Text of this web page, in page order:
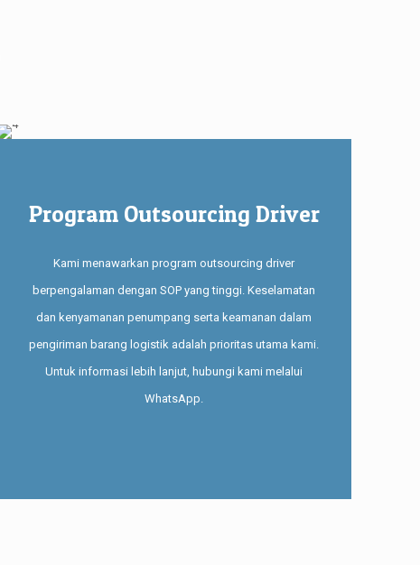
Program Outsourcing Driver
Kami menawarkan program outsourcing driver
berpengalaman dengan SOP yang tinggi. Keselamatan
dan kenyamanan penumpang serta keamanan dalam
pengiriman barang logistik adalah prioritas utama kami.
Untuk informasi lebih lanjut, hubungi kami melalui
WhatsApp.